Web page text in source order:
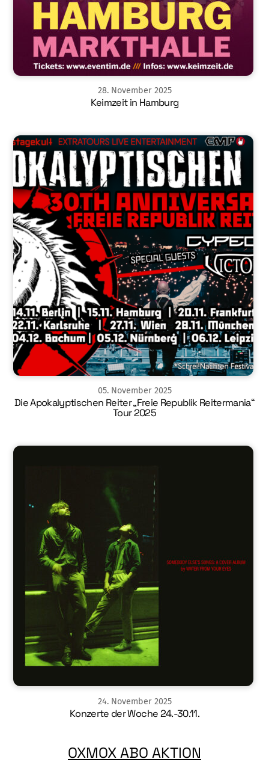
28. November 2025
Keimzeit in Hamburg
05. November 2025
Die Apokalyptischen Reiter „Freie Republik Reitermania“
Tour 2025
24. November 2025
Konzerte der Woche 24.-30.11.
OXMOX ABO AKTION